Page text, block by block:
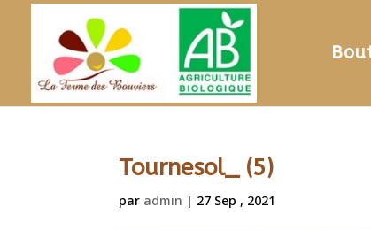
Tournesol_ (5)
par admin | 27 Sep , 2021